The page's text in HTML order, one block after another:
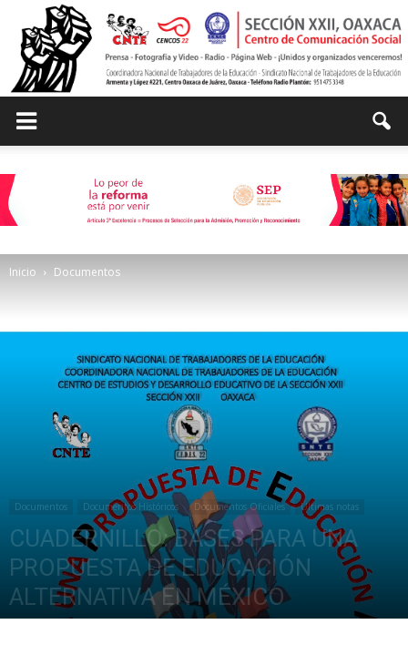
de
Social
de
la
Inicio Documentos
Documentos Documentos Históricos Documentos Oficiales Últimas notas
CUADERNILLO: BASES PARA UNA
PROPUESTA DE EDUCACIÓN
ALTERNATIVA EN MÉXICO